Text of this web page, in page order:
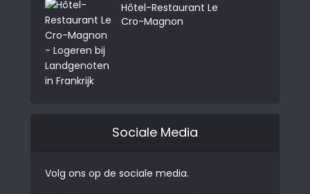
Hôtel-Restaurant Le
Cro-Magnon
Sociale Media
Volg ons op de sociale media.